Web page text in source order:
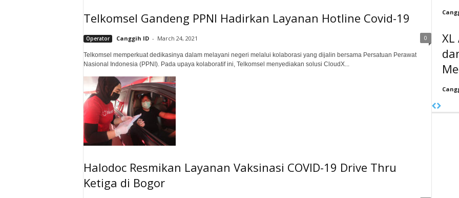
Telkomsel Gandeng PPNI Hadirkan Layanan Hotline Covid-19
Operator Canggih ID - March 24, 2021 0
Telkomsel memperkuat dedikasinya dalam melayani negeri melalui kolaborasi yang dijalin bersama Persatuan Perawat
Nasional Indonesia (PPNI). Pada upaya kolaboratif ini, Telkomsel menyediakan solusi CloudX...
Halodoc Resmikan Layanan Vaksinasi COVID-19 Drive Thru
Ketiga di Bogor